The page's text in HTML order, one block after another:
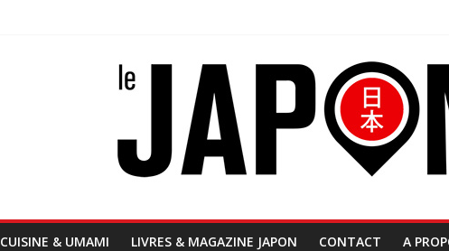
CUISINE & UMAMI LIVRES & MAGAZINE JAPON CONTACT A